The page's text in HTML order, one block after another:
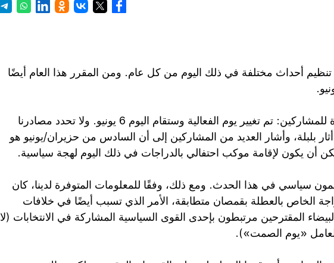
تنظيم أحداث مختلفة في ذلك اليوم من كل عام. ومن المقرر هذا العام أيضًا
لكن، بحسب صحيفة "الماضي"، مفاجأة للمشاركين: تم تغيير يوم الفعالية وستقام اليوم 6 يونيو. ولا تحدد مصادرنا
أثار بلبلة، وأشار العديد من المشاركين إلى أن السادس من حزيران/يونيو هو
أن يكون لإقامة موكب احتفالي بالدراجات في ذلك اليوم لهجة سياسية.
سياسي في هذا الحدث. ومع ذلك، وفقًا للمعلومات المتوفرة لدينا، كان
الخاص بالعطلة بقمصان متطابقة، الأمر الذي تسبب أيضًا في خلافات
المقترحين مرتبطون بإحدى القوى السياسية المشاركة في الانتخابات (لا
«يوم الصمت»).